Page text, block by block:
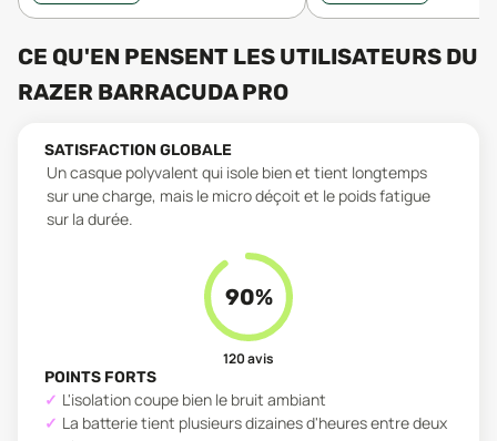
CE QU'EN PENSENT LES UTILISATEURS DU
RAZER BARRACUDA PRO
SATISFACTION GLOBALE
Un casque polyvalent qui isole bien et tient longtemps
sur une charge, mais le micro déçoit et le poids fatigue
sur la durée.
90%
120avis
POINTS FORTS
L'isolation coupe bien le bruit ambiant
La batterie tient plusieurs dizaines d'heures entre deux